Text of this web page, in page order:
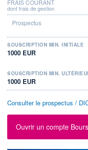
FRAIS COURANT
dont frais de gestion
SOUSCRIPTION MIN. INITIALE
1000 EUR
SOUSCRIPTION MIN.
1000 EUR
Consulter le prospectus /
Ouvrir un compte